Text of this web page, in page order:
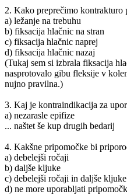
2. Kako preprečimo kontrakturo
a) ležanje na trebuhu
b) fiksacija hlačnic na stran
c) fiksacija hlačnic naprej
d) fiksacija hlačnic nazaj
(Tukaj sem si izbrala fiksacija
nasprotovalo gibu fleksije v
nujno pravilna.)
3. Kaj je kontraindikacija za
a) nezarasle epifize
... naštet še kup drugih bedarij
4. Kakšne pripomočke bi
a) debelejši ročaji
b) daljše kljuke
c) debelejši ročaji in daljše kljuke
d) ne more uporabljati